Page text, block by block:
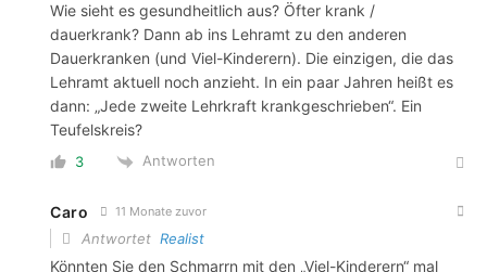
Wie sieht es gesundheitlich aus? Öfter krank /
dauerkrank? Dann ab ins Lehramt zu den anderen
Dauerkranken (und Viel-Kinderern). Die einzigen, die das
Lehramt aktuell noch anzieht. In ein paar Jahren heißt es
dann: „Jede zweite Lehrkraft krankgeschrieben“. Ein
Teufelskreis?
3 Antworten
Caro 11 Monate zuvor
Antwortet Realist
Könnten Sie den Schmarrn mit den „Viel-Kinderern“ mal